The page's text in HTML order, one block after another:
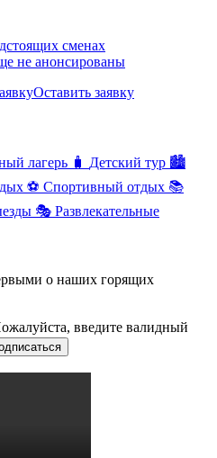
сменах
не анонсированы
Оставить заявку
лагерь 🧳 Детский тур 🏙️
⚽ Спортивный отдых 📚
🎭 Развлекательные
о наших горящих
введите валидный